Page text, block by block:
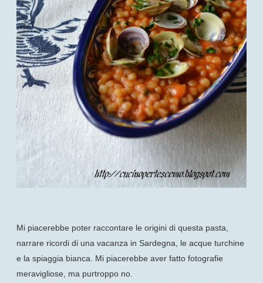
Mi piacerebbe poter raccontare le origini di questa pasta,
narrare ricordi di una vacanza in Sardegna, le acque turchine
e la spiaggia bianca. Mi piacerebbe aver fatto fotografie
meravigliose, ma purtroppo no.